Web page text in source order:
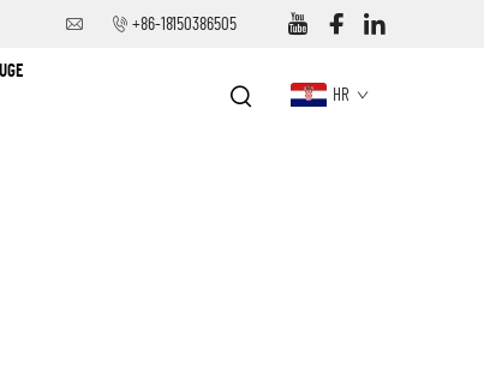
+86-18150386505
HR